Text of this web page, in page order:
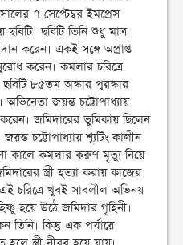
৭ সেপ্টেম্বর ইমপ্রেস
ছবিটি তিনি শুধু মাত্র
করেন। একই সঙ্গে অপ্রাপ্ত
করেন। কমলার চরিত্রে
৮৫তম অস্কার পুরস্কার
জয়ন্ত চট্টোপাধ্যায়
জমিদারের ভুমিকায় ছিলেন
চট্টোপাধ্যায় শ্যূটিং কালীন
কালে কমলার করুণ মৃত্যু নিয়ে
স্ত্রী হত্যা করায় কাজের
চরিত্রে খুবই সাবলীল অভিনয়
হয়ে উঠে জমিদার গৃহিনী।
তিনি। কিন্তু এক পর্যায়ে